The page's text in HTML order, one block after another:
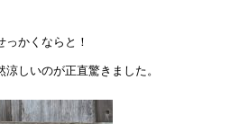
かくならと！
しいのが正直驚きました。